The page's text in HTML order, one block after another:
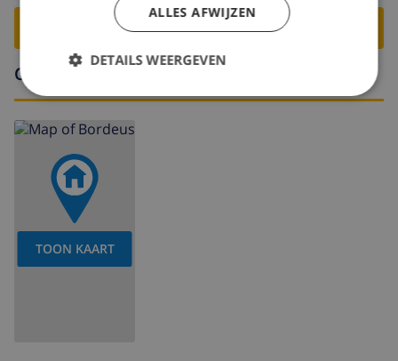
BOEK DEZE VILLA ›
Omgeving
TOON KAART
ALLES AFWIJZEN
DETAILS WEERGEVEN